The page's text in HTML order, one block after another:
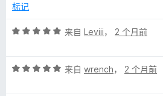
标记
评
/
来自 Leviii， 2 个月前
评
来自 wrench， 2 个月前